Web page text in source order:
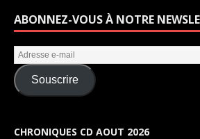
ABONNEZ-VOUS À NOTRE
Souscrire
CHRONIQUES CD AOUT 2026